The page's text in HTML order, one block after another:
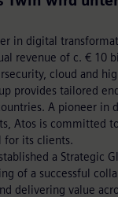
in digital
revenue of c. € 10
cloud and
provides tailored
A pioneer in
Atos is committed
for its clients.
a Strategic
of a successful
delivering value